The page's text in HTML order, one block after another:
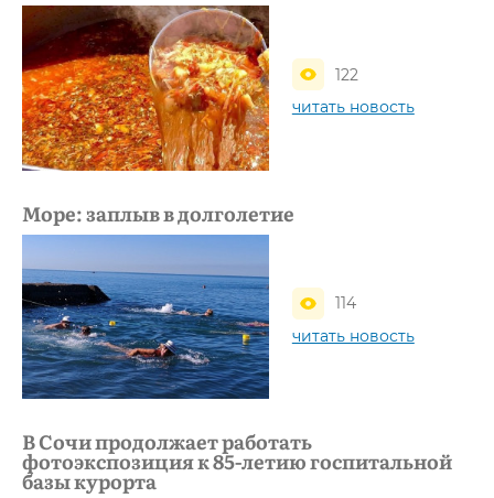
122
читать новость
Море: заплыв в долголетие
114
читать новость
В Сочи продолжает работать
фотоэкспозиция к 85-летию госпитальной
базы курорта